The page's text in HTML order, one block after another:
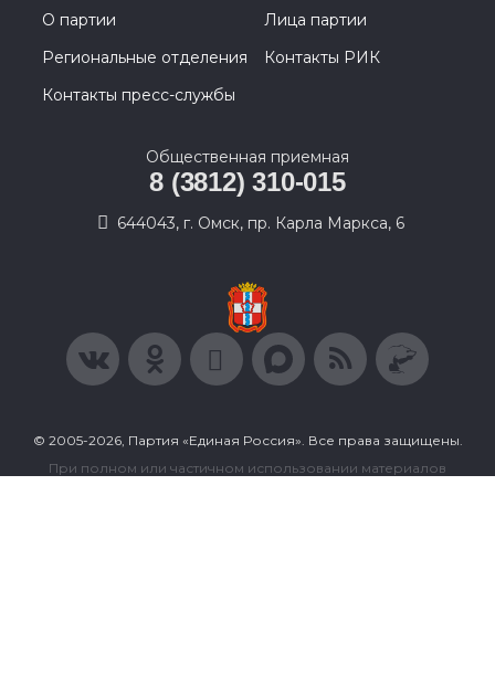
О партии
Лица партии
Региональные отделения
Контакты РИК
Контакты пресс-службы
Общественная приемная
8 (3812) 310-015
644043, г. Омск, пр. Карла Маркса, 6
© 2005-2026, Партия «Единая Россия». Все права защищены.
При полном или частичном использовании материалов